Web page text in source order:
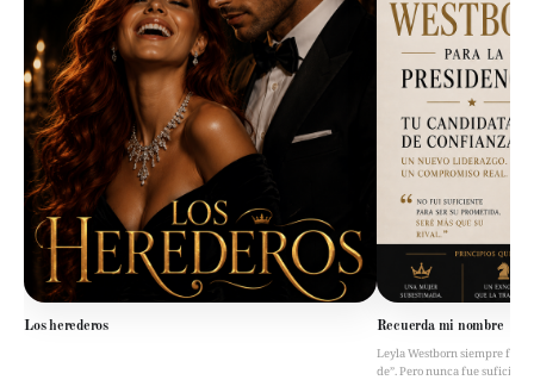
Los herederos Recuerda mi nombre
Leyla Westborn siempre fue
de”. Pero nunca fue